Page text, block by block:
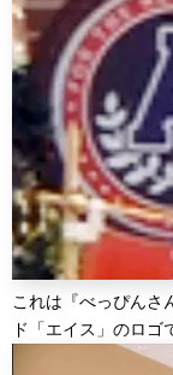
これは『べっぴんさ
ド「エイス」のロゴ